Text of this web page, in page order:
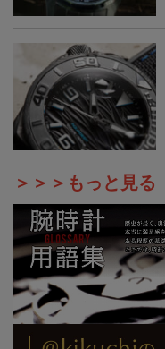
＞＞＞もっと見る